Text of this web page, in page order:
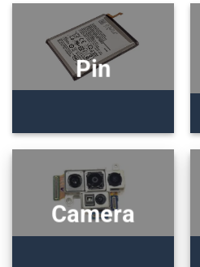
Pin
Camera